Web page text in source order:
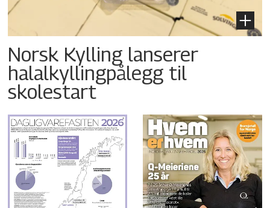
Norsk Kylling lanserer
halalkyllingpålegg til
skolestart